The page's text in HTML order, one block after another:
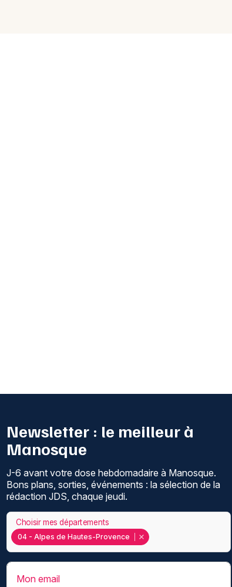
Newsletter : le meilleur à
Manosque
J-6 avant votre dose hebdomadaire à Manosque.
Bons plans, sorties, événements : la sélection de la
rédaction JDS, chaque jeudi.
04 - Alpes de Hautes-Provence
Choisir mes départements
Mon email